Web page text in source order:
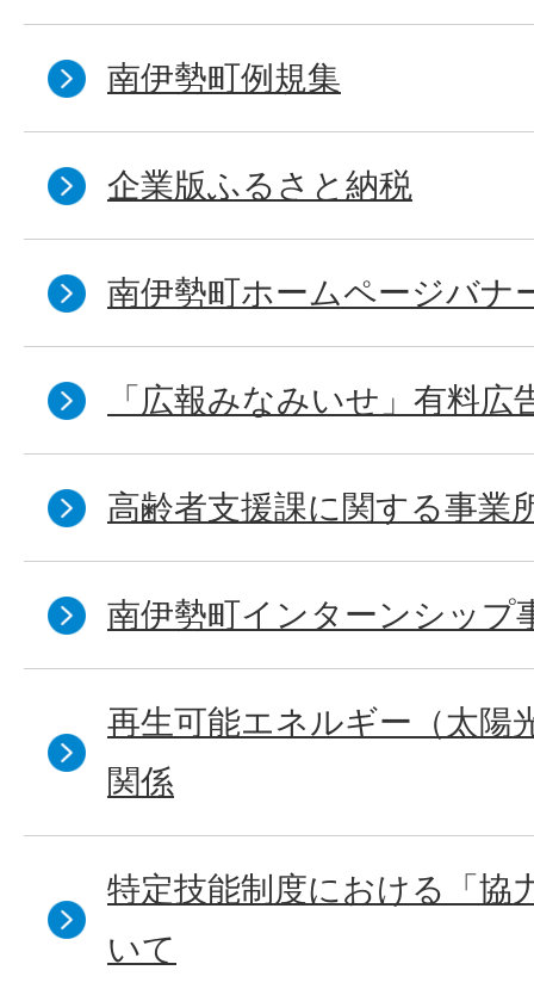
南伊勢町例規集
企業版ふるさと納税
南伊勢町ホームページバナ
「広報みなみいせ」有料広
高齢者支援課に関する事業
南伊勢町インターンシップ
再生可能エネルギー（太陽
関係
特定技能制度における「協
いて